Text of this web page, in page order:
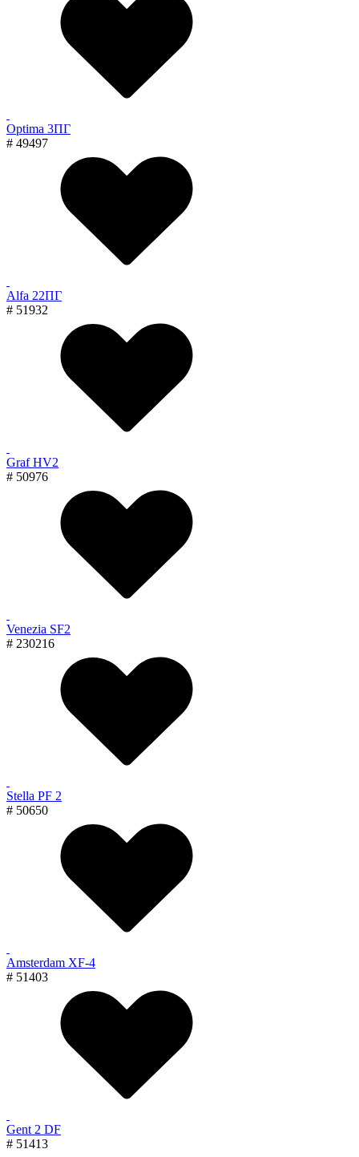
Optima 3ПГ
# 49497
Alfa 22ПГ
# 51932
Graf HV2
# 50976
Venezia SF2
# 230216
Stella PF 2
# 50650
Amsterdam XF-4
# 51403
Gent 2 DF
# 51413